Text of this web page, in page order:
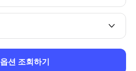
옵션 조회하기